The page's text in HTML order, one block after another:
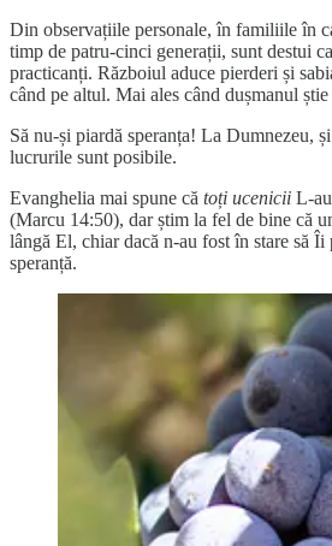
Din observațiile personale, în familiile în
timp de patru-cinci generații, sunt destui
practicanți. Războiul aduce pierderi și
când pe altul. Mai ales când dușmanul
Să nu-și piardă speranța! La Dumnezeu,
lucrurile sunt posibile.
Evanghelia mai spune că toți ucenicii L-
(Marcu 14:50), dar știm la fel de bine că
lângă El, chiar dacă n-au fost în stare să Îi
speranță.